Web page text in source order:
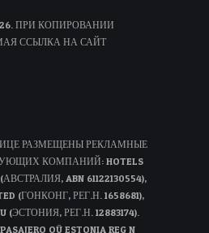
ПРИ КОПИРОВАНИИ
ССЫЛКА НА САЙТ
РАЗМЕЩЕНЫ РЕКЛАМНЫЕ
КОМПАНИЙ: HOTELS
ABN 61122130554),
(ГОНКОНГ, РЕГ.Н. 1658681),
(ЭСТОНИЯ, РЕГ.Н. 12883174).
OÜ ESTONIA REG N